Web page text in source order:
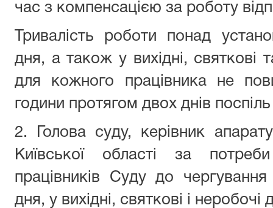
час з компенсацією за роботу
Тривалість роботи понад
дня, а також у вихідні, святкові
для кожного працівникане
години протягом двох днів поспіль
2.
Голова суду, керівник
Київської області за
працівників Судудо чергування
дня, у вихідні, святкові і неробочі